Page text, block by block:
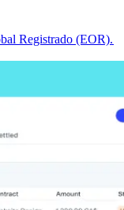
Registrado (EOR).​​